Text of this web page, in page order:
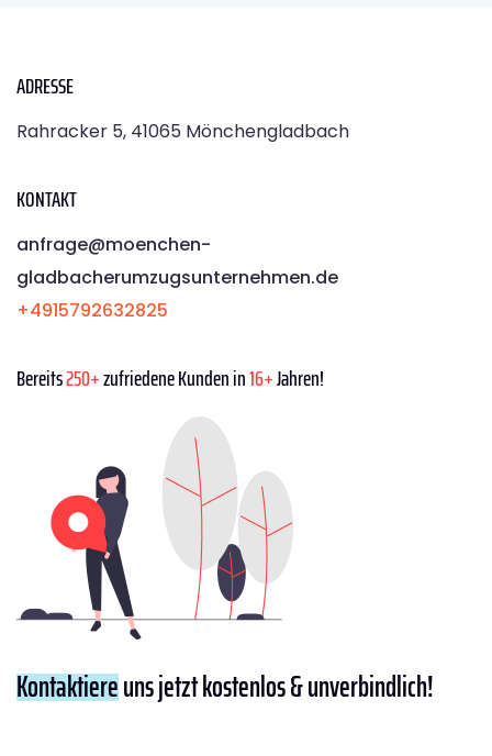
ADRESSE
Rahracker 5, 41065 Mönchengladbach
KONTAKT
anfrage@moenchen­
gladbacherumzugsunternehmen.de
+4915792632825
Bereits250+zufriedene Kunden in16+Jahren!
Kontaktiereuns jetzt kostenlos & unverbindlich!